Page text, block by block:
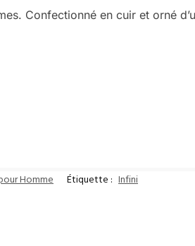
Confectionné en cuir et orné
Homme Étiquette : Infini